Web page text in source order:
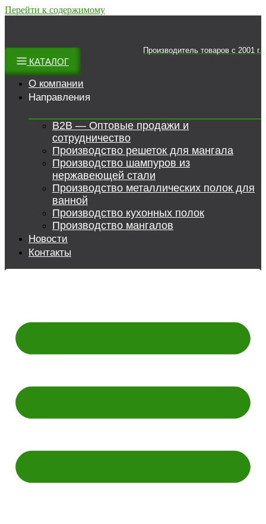
Перейти к содержимому
Производитель товаров c 2001 г.
КАТАЛОГ
О компании
Направления
B2B — Оптовые продажи и
сотрудничество
Производство решеток для мангала
Производство шампуров из
нержавеющей стали
Производство металлических полок для
ванной
Производство кухонных полок
Производство мангалов
Новости
Контакты